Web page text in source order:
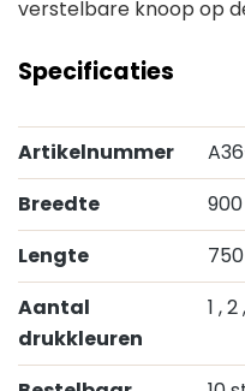
verstelbare knoop op
Specificaties
Artikelnummer
Breedte
Lengte
Aantal
drukkleuren
1 , 2